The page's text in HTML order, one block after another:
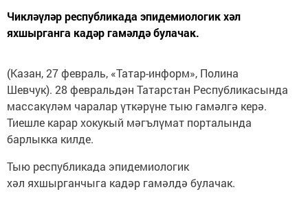
Чикләүләр республикада эпидемиологик хәл
яхшырганга кадәр гамәлдә булачак.
(Казан, 27 февраль, «Татар-информ», Полина
Шевчук). 28 февральдән Татарстан Республикасында
массакүләм чаралар үткәрүне тыю гамәлгә керә.
Тиешле карар хокукый мәгълүмат порталында
барлыкка килде.
Тыю республикада эпидемиологик
хәл яхшырганчыга кадәр гамәлдә булачак.